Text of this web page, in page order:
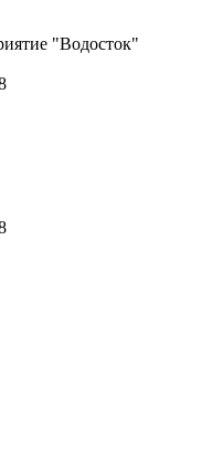
"Водосток"